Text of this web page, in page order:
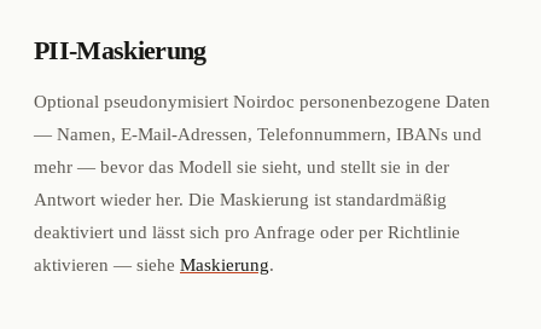
PII-Maskierung
Optional pseudonymisiert Noirdoc personenbezogene Daten
— Namen, E-Mail-Adressen, Telefonnummern, IBANs und
mehr — bevor das Modell sie sieht, und stellt sie in der
Antwort wieder her. Die Maskierung ist standardmäßig
deaktiviert und lässt sich pro Anfrage oder per Richtlinie
aktivieren — siehe Maskierung.